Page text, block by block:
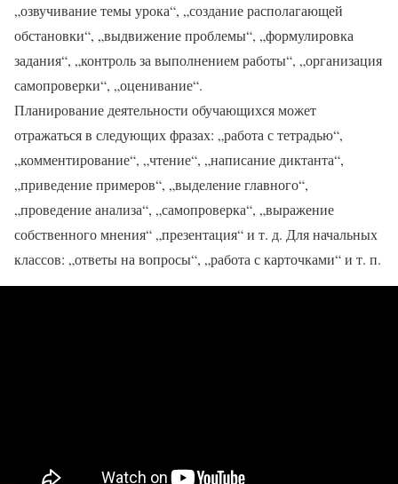
„озвучивание темы урока“, „создание располагающей
обстановки“, „выдвижение проблемы“, „формулировка
задания“, „контроль за выполнением работы“, „организация
самопроверки“, „оценивание“.
Планирование деятельности обучающихся может
отражаться в следующих фразах: „работа с тетрадью“,
„комментирование“, „чтение“, „написание диктанта“,
„приведение примеров“, „выделение главного“,
„проведение анализа“, „самопроверка“, „выражение
собственного мнения“ „презентация“ и т. д. Для начальных
классов: „ответы на вопросы“, „работа с карточками“ и т. п.